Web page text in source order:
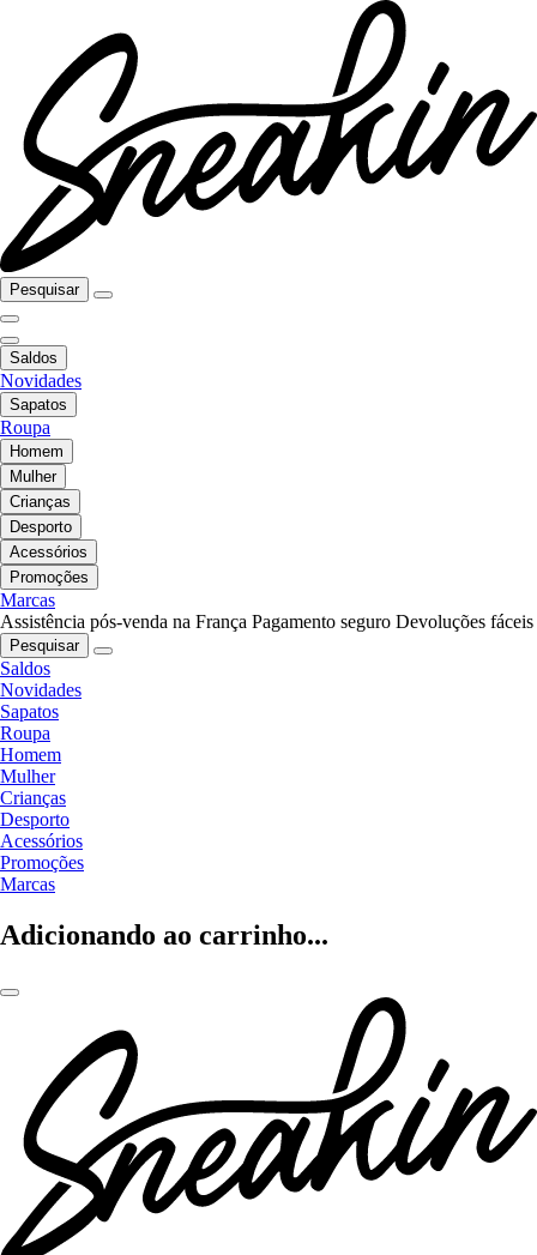
Pesquisar
Saldos
Novidades
Sapatos
Roupa
Homem
Mulher
Crianças
Desporto
Acessórios
Promoções
Marcas
Assistência pós-venda na França Pagamento seguro Devoluções fáceis
Pesquisar
Saldos
Novidades
Sapatos
Roupa
Homem
Mulher
Crianças
Desporto
Acessórios
Promoções
Marcas
Adicionando ao carrinho...